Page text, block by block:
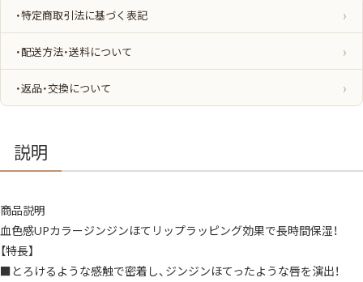
・特定商取引法に基づく表記
・配送方法・送料について
・返品・交換について
説明
商品説明
血色感UPカラージンジンほてリップラッピング効果で長時間保湿！
【特長】
■とろけるような感触で密着し、ジンジンほてったような唇を演出！